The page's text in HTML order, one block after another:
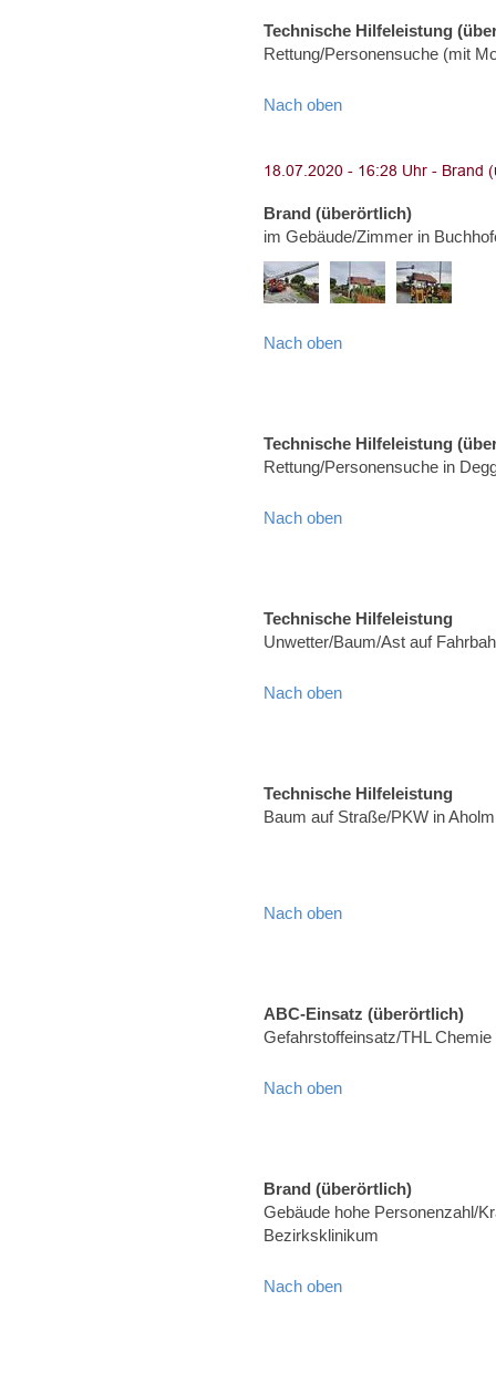
Technische Hilfeleistung
Rettung/Personensuche (mit
Nach oben
Brand (überörtlich)
im Gebäude/Zimmer in
Nach oben
Technische Hilfeleistung
Rettung/Personensuche in
Nach oben
Technische Hilfeleistung
Unwetter/Baum/Ast auf
Nach oben
Technische Hilfeleistung
Baum auf Straße/PKW in
Nach oben
ABC-Einsatz (überörtlich)
Gefahrstoffeinsatz/THL
Nach oben
Brand (überörtlich)
Gebäude hohe Personenzahl/
Bezirksklinikum
Nach oben